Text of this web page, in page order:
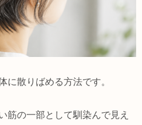
に散りばめる方法です。
筋の一部として馴染んで見え